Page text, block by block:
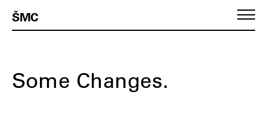
ŠMC
Some Changes.